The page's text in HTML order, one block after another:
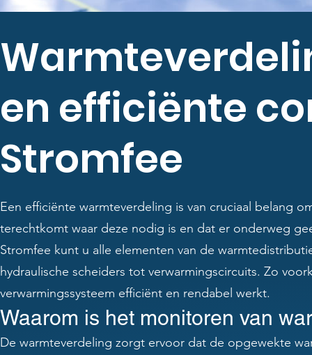
en efficiënte
Stromfee
Een efficiënte warmteverdeling is van cruciaal belang
terechtkomt waar deze nodig is en dat er onderweg
Stromfee kunt u alle elementen van de
hydraulische scheiders tot verwarmingscircuits. Zo
verwarmingssysteem efficiënt en rendabel werkt.
Waarom is het monitoren van
De warmteverdeling zorgt ervoor dat de opgewekte